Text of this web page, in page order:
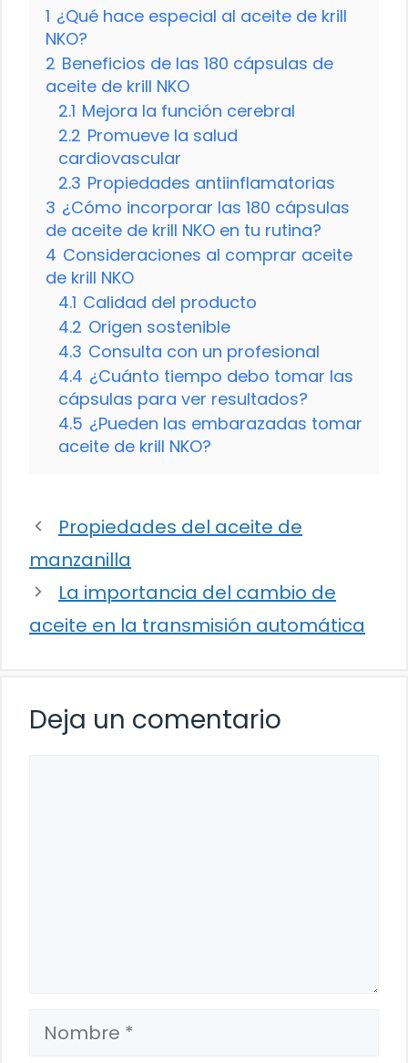
1 ¿Qué hace especial al aceite de krill
NKO?
2 Beneficios de las 180 cápsulas de
aceite de krill NKO
2.1 Mejora la función cerebral
2.2 Promueve la salud
cardiovascular
2.3 Propiedades antiinflamatorias
3 ¿Cómo incorporar las 180 cápsulas
de aceite de krill NKO en tu rutina?
4 Consideraciones al comprar aceite
de krill NKO
4.1 Calidad del producto
4.2 Origen sostenible
4.3 Consulta con un profesional
4.4 ¿Cuánto tiempo debo tomar las
cápsulas para ver resultados?
4.5 ¿Pueden las embarazadas tomar
aceite de krill NKO?
Propiedades del aceite de
manzanilla
La importancia del cambio de
aceite en la transmisión automática
Deja un comentario
Nombre